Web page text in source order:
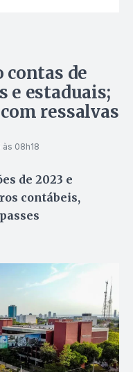
contas de
e estaduais;
ressalvas
às 08h18
de 2023 e
contábeis,